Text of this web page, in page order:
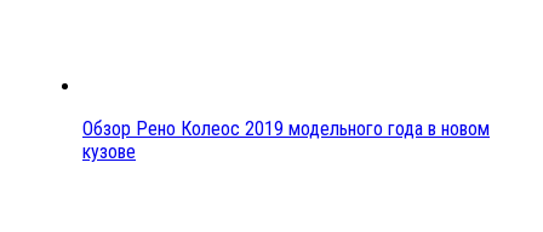
Обзор Рено Колеос 2019 модельного года в новом
кузове